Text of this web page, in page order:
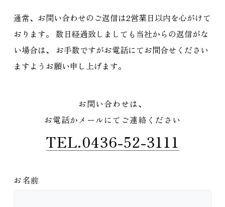
通常、お問い合わせのご返信は2営業日以内を心がけて
おります。 数日経過致しましても当社からの返信がな
い場合は、
お手数ですがお電話にてお問合せください
ますようお願い申し上げます。
お問い合わせは、
お電話かメールにてご連絡ください
TEL.0436-52-3111
お名前